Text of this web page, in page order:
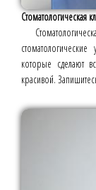
Стоматологическая
которые сделают
красивой.